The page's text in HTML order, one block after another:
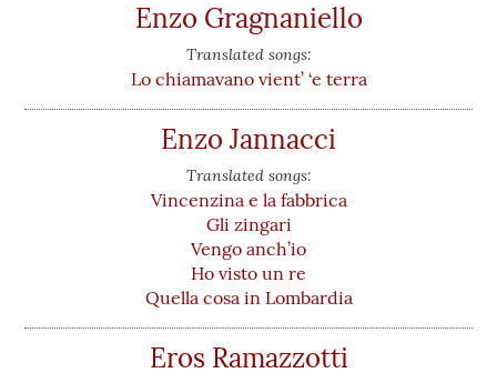
Enzo Gragnaniello
Translated songs:
Lo chiamavano vient’ ‘e terra
Enzo Jannacci
Translated songs:
Vincenzina e la fabbrica
Gli zingari
Vengo anch’io
Ho visto un re
Quella cosa in Lombardia
Eros Ramazzotti